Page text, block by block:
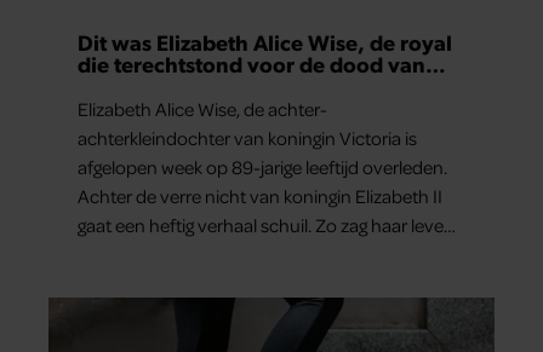
Dit was Elizabeth Alice Wise, de royal
die terechtstond voor de dood van
Elizabeth Alice Wise, de achter-
achterkleindochter van koningin Victoria is
afgelopen week op 89-jarige leeftijd overleden.
Achter de verre nicht van koningin Elizabeth II
gaat een heftig verhaal schuil. Zo zag haar leven